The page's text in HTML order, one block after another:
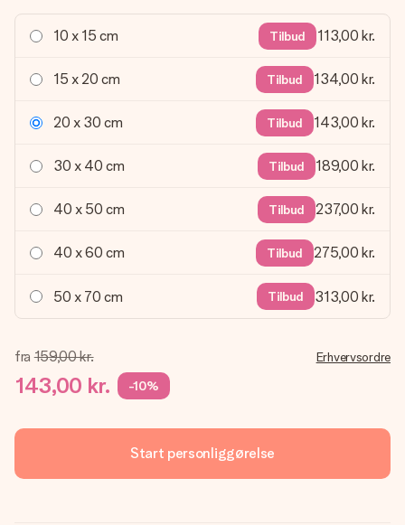
10 x 15 cm Tilbud 113,00 kr.
15 x 20 cm Tilbud 134,00 kr.
20 x 30 cm Tilbud 143,00 kr.
30 x 40 cm Tilbud 189,00 kr.
40 x 50 cm Tilbud 237,00 kr.
40 x 60 cm Tilbud 275,00 kr.
50 x 70 cm Tilbud 313,00 kr.
fra 159,00 kr.
143,00 kr. -10%
Erhvervsordre
Start personliggørelse